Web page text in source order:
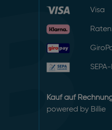
Visa
Kauf auf
powered by Billie